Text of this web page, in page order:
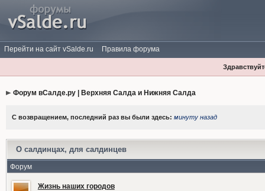
Перейти на сайт vSalde.ru Правила форума
Форум вСалде.ру | Верхняя Салда и Нижняя Салда
С возвращением, последний раз вы были здесь: минуту назад
О салдинцах, для салдинцев
Форум
Жизнь наших городов